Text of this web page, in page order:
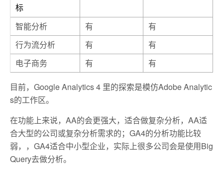
标
智能分析 有
有
行为流分析
有
有
电子商务
有 有
目前，Google Analytics 4 里的探索是模仿Adobe Analytic
s的工作区。
在功能上来说，AA的会更强大，适合做复杂分析，AA适
合大型的公司或复杂分析需求的；GA4的分析功能比较
弱，，GA4适合中小型企业，实际上很多公司会是使用Big
Query去做分析。